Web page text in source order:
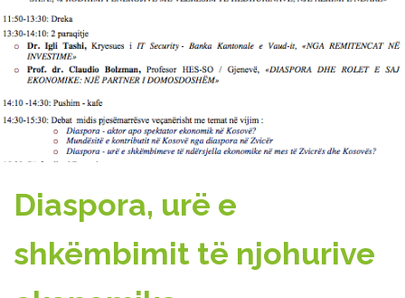
Diaspora, urë e
shkëmbimit të njohurive